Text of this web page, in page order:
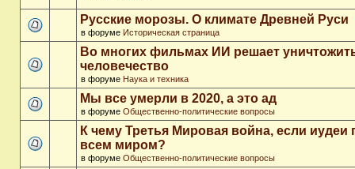
Русские морозы. О климате Древней Руси
в форуме Историческая страница
Во многих фильмах ИИ решает
человечество
в форуме Наука и техника
Мы все умерли в 2020, а это ад
в форуме Общественно-политические вопросы
К чему Третья Мировая война, если иудеи
всем миром?
в форуме Общественно-политические вопросы